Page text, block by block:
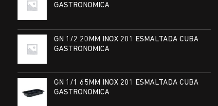
GASTRONOMICA
GN 1/2 20MM INOX 201 ESMALTADA CUBA
GASTRONOMICA
GN 1/1 65MM INOX 201 ESMALTADA CUBA
GASTRONOMICA